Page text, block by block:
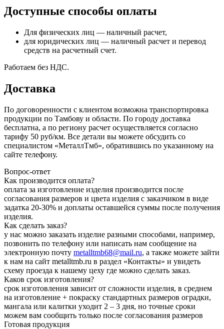
Доступные способы оплаты
Для физических лиц — наличный расчет,
для юридических лиц — наличный расчет и перевод
средств на расчетный счет.
Работаем без НДС.
Доставка
По договоренности с клиентом возможна транспортировка
продукции по Тамбову и области. По городу доставка
бесплатна, а по региону расчет осуществляется согласно
тарифу 50 руб/км. Все детали вы можете обсудить со
специалистом «МеталлТмб», обратившись по указанному на
сайте телефону.
Вопрос-ответ
Как производится оплата?
оплата за изготовление изделия производится после
согласования размеров и цвета изделия с заказчиком в виде
задатка 20-30% и доплаты оставшейся суммы после получения
изделия.
Как сделать заказ?
у нас можно заказать изделие разными способами, например,
позвонить по телефону или написать нам сообщение на
электронную почту metalltmb68@mail.ru, а также можете зайти
к нам на сайт metalltmb.ru в раздел «Контакты» и увидеть
схему проезда к нашему цеху где можно сделать заказ.
Каков срок изготовления?
срок изготовления зависит от сложности изделия, в среднем
на изготовление + покраску стандартных размеров оградки,
мангала или калитки уходит 2 – 3 дня, но точные сроки
можем вам сообщить только после согласования размеров
Готовая продукция